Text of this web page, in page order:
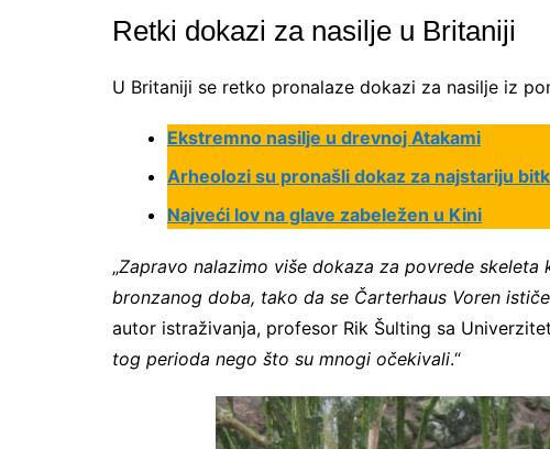
Retki dokazi za nasilje u Britaniji
U Britaniji se retko pronalaze dokazi za nasilje iz
Ekstremno nasilje u drevnoj Atakami
Arheolozi su pronašli dokaz za najstariju
Najveći lov na glave zabeležen u Kini
„Zapravo nalazimo više dokaza za povrede
bronzanog doba, tako da se Čarterhaus Voren
autor istraživanja, profesor Rik Šulting sa
tog perioda nego što su mnogi očekivali.“